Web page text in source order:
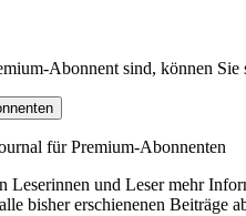
Abonnent sind, können Sie
für Premium-Abonnenten
Leserinnen und Leser mehr
bisher erschienenen Beiträge